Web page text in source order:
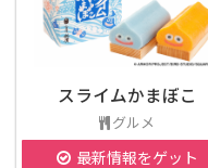
スライムかまぼこ
グルメ
最新情報をゲット